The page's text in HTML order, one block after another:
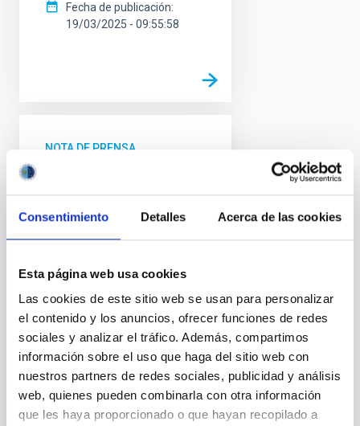
Consentimiento Detalles Acerca de las cookies
Esta página web usa cookies
Las cookies de este sitio web se usan para personalizar
el contenido y los anuncios, ofrecer funciones de redes
sociales y analizar el tráfico. Además, compartimos
información sobre el uso que haga del sitio web con
nuestros partners de redes sociales, publicidad y análisis
web, quienes pueden combinarla con otra información
que les haya proporcionado o que hayan recopilado a
Fecha de publicación
19/03/2025 - 09:55:58
NOTA DE PRENSA
supertierra en la zona
habitable de una enana
roja cercana
Un equipo internacional,
liderado por un investigador
predoctoral del Instituto de
Astrofísica de Canarias (IAC),
ha detectado una supertierra
orbitando en la zona habitable
de GJ 3998, una enana roja
cercana situada a 59 años luz
de distancia. El nuevo planeta,
denominado GJ 3998 d, es el